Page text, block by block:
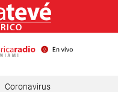
Coronavirus